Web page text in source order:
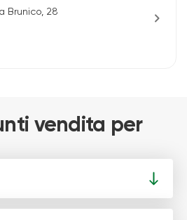
Brunico, 28
chevron_right
vendita per